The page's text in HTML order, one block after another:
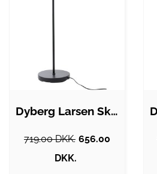
Dyberg Larsen Skagen 2 gulvlampe, sort
719.00 DKK. 656.00
DKK.